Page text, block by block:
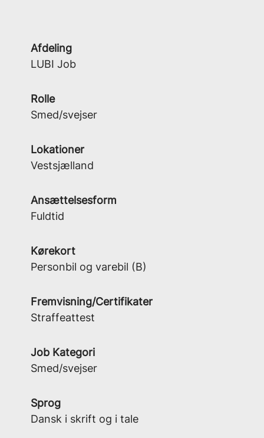
Afdeling
LUBI Job
Rolle
Smed/svejser
Lokationer
Vestsjælland
Ansættelsesform
Fuldtid
Kørekort
Personbil og varebil (B)
Fremvisning/Certifikater
Straffeattest
Job Kategori
Smed/svejser
Sprog
Dansk i skrift og i tale